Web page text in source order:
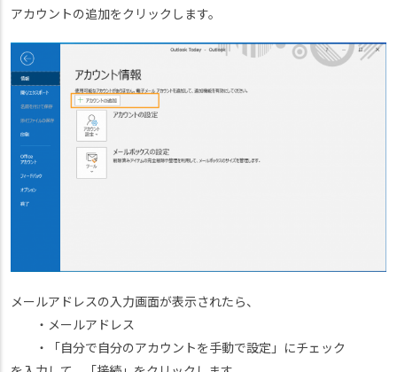
アカウントの追加をクリックします。
メールアドレスの入力画面が表示されたら、
・メールアドレス
・「自分で自分のアカウントを手動で設定」にチェック